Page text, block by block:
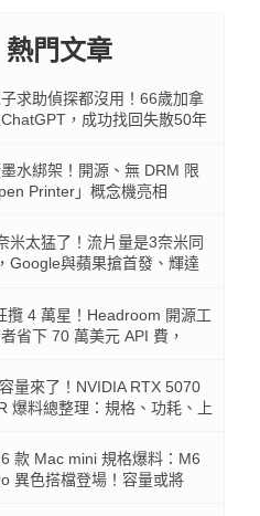
熱門文章
求助偵探都沒用！66歲加拿
，成功找回失散50年
水綁架！開源、無 DRM 限
Printer」概念機亮相
米太猛了！流片量是3奈米同
Google與蘋果搶首發、輝達
攬 4 萬星！Headroom 開源工
省下 70 萬美元 API 費，
量來了！NVIDIA RTX 5070
爆料總整理：規格、功耗、上
款 Mac mini 規格爆料：M6
異色搭檔登場！容量或將